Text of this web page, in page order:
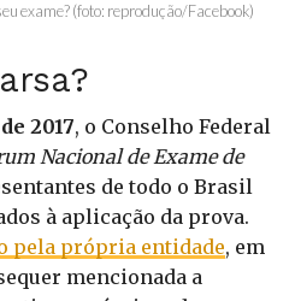
exame? (foto: reprodução/Facebook)
2017, o Conselho Federal
Nacional de Exame de
de todo o Brasil
à aplicação da prova.
pela própria entidade, em
mencionada a